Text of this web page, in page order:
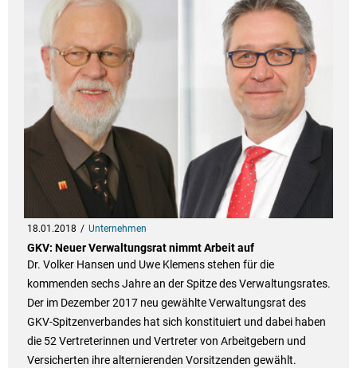
18.01.2018 Unternehmen
GKV: Neuer Verwaltungsrat nimmt Arbeit auf
Dr. Volker Hansen und Uwe Klemens stehen für die
kommenden sechs Jahre an der Spitze des Verwaltungsrates.
Der im Dezember 2017 neu gewählte Verwaltungsrat des
GKV-Spitzenverbandes hat sich konstituiert und dabei haben
die 52 Vertreterinnen und Vertreter von Arbeitgebern und
Versicherten ihre alternierenden Vorsitzenden gewählt.